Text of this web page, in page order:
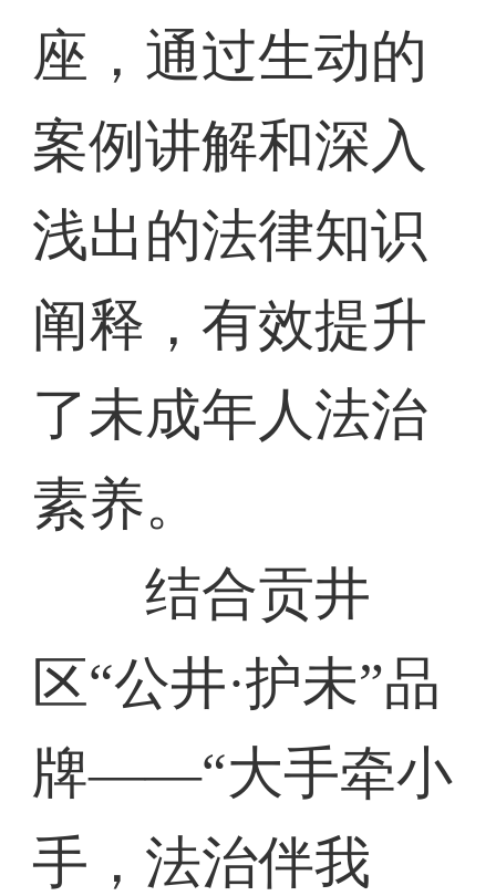
座，通过生动的
案例讲解和深入
浅出的法律知识
阐释，有效提升
了未成年人法治
素养。
结合贡井
区“公井·护未”品
牌——“大手牵小
手，法治伴我